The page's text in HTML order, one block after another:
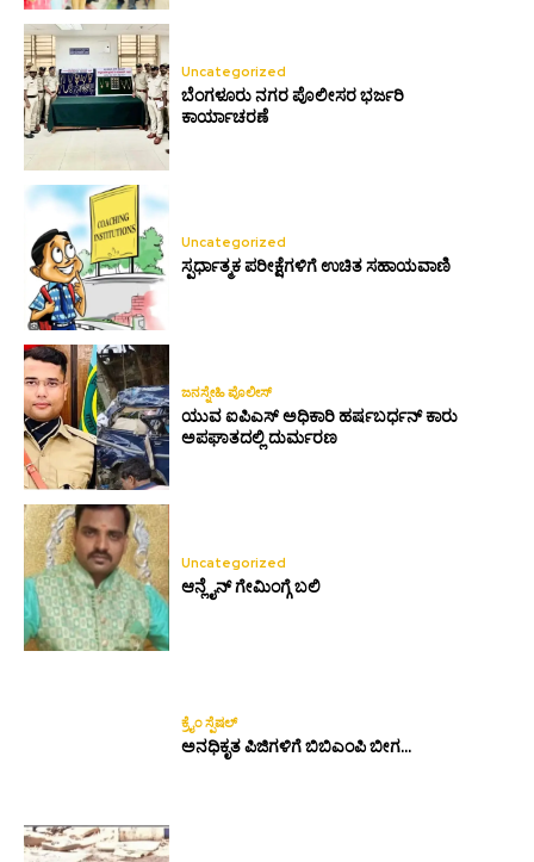
Uncategorized
ಬೆಂಗಳೂರು ನಗರ ಪೊಲೀಸರ ಭರ್ಜರಿ
ಕಾರ್ಯಾಚರಣೆ
Uncategorized
ಸ್ಪರ್ಧಾತ್ಮಕ ಪರೀಕ್ಷೆಗಳಿಗೆ ಉಚಿತ ಸಹಾಯವಾಣಿ
ಜನಸ್ನೇಹಿ ಪೊಲೀಸ್
ಯುವ ಐಪಿಎಸ್ ಅಧಿಕಾರಿ ಹರ್ಷಬರ್ಧನ್ ಕಾರು
ಅಪಘಾತದಲ್ಲಿ ದುರ್ಮರಣ
Uncategorized
ಆನ್ಲೈನ್ ಗೇಮಿಂಗ್ಗೆ ಬಲಿ
ಕ್ರೈಂ ಸ್ಪೆಷಲ್
ಅನಧಿಕೃತ ಪಿಜಿಗಳಿಗೆ ಬಿಬಿಎಂಪಿ ಬೀಗ…